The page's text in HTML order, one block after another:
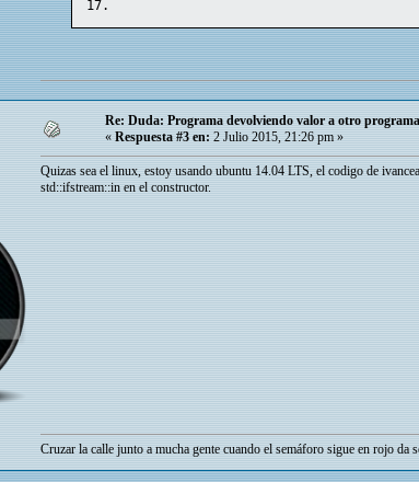
Re: Duda: Programa devolviendo valor a otro programa
« Respuesta #3 en: 2 Julio 2015, 21:26 pm »
Quizas sea el linux, estoy usando ubuntu 14.04 LTS, el codigo de
std::ifstream::in en el constructor.
Cruzar la calle junto a mucha gente cuando el semáforo sigue en rojo